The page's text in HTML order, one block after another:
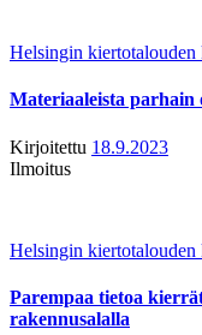
Helsingin kiertotalouden
Materiaaleista parhain
Kirjoitettu 18.9.2023
Ilmoitus
Helsingin kiertotalouden
Parempaa tietoa
rakennusalalla